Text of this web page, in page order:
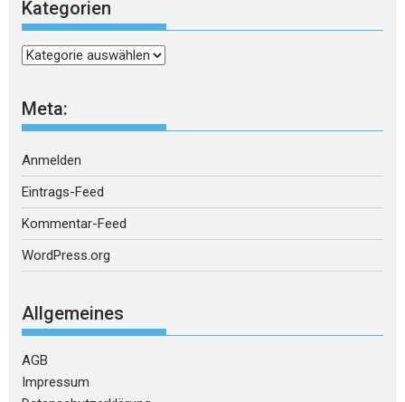
Kategorien
Kategorien
Meta:
Anmelden
Eintrags-Feed
Kommentar-Feed
WordPress.org
Allgemeines
AGB
Impressum